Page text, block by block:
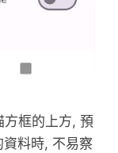
框的上方, 預
料時, 不易察